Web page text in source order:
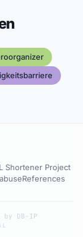
Shortener Project
References
by DB-IP